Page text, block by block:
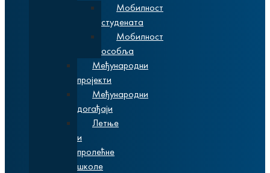
Мобилност
студената
Мобилност
особља
Међународни
пројекти
Међународни
догађаји
Летње
и
пролећне
школе